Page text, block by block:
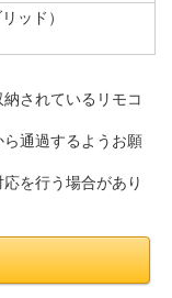
ッド）
されているリモコ
通過するようお願
を行う場合があり